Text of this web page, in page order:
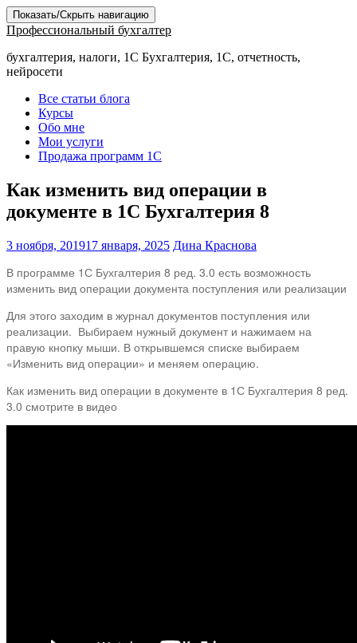
Показать/Скрыть навигацию
Профессиональный бухгалтер
бухгалтерия, налоги, 1С Бухгалтерия, 1С, отчетность,
нейросети
Все статьи блога
Курсы
Обо мне
Мои услуги
Продажа программ 1С
Как изменить вид операции в
документе в 1С Бухгалтерия 8
3 ноября, 201917 января, 2025 Дина Краснова
В программе 1С Бухгалтерия 8 ред. 3.0 есть возможность
изменить вид операции документа поступления или реализации
Для этого заходим в журнал документов поступления или
реализации. Выбираем нужный документ и нажимаем на
правую кнопку мыши. В открывшемся списке выбираем
«Изменить вид операции» и меняем операцию.
Как изменить вид операции в документе в 1С Бухгалтерия 8 ред.
3.0 смотрите в видео